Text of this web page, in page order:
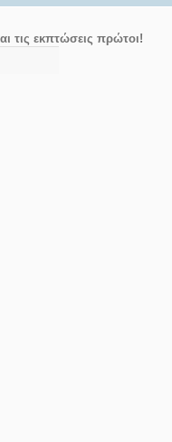
τις εκπτώσεις πρώτοι!